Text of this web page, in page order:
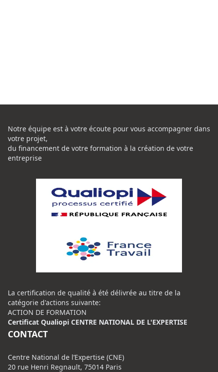
Notre équipe est à votre écoute pour vous accompagner dans
votre projet,
du financement de votre formation à la création de votre
entreprise
La certification de qualité à été délivrée au titre de la
catégorie d'actions suivante:
ACTION DE FORMATION
Certificat Qualiopi CENTRE NATIONAL DE L'EXPERTISE
CONTACT
Centre National de l’Expertise (CNE)
20 rue Henri Regnault, 75014 Paris